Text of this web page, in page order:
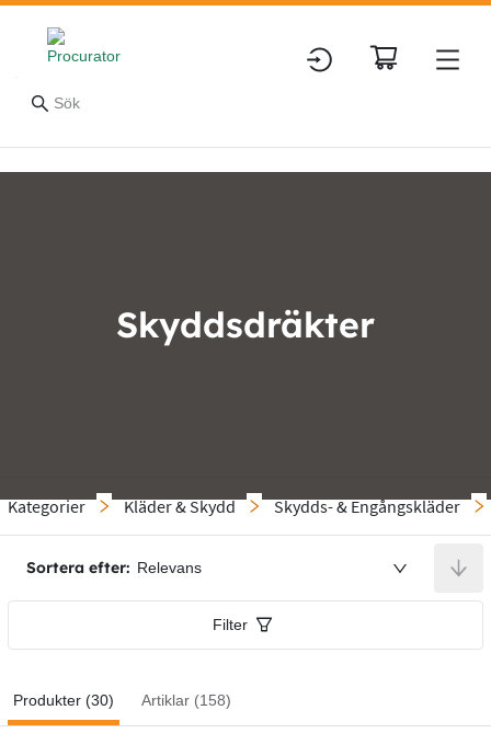
Skyddsdräkter
Kategorier Kläder & Skydd Skydds- & Engångskläder
Sortera efter: Relevans
Filter
Produkter (30) Artiklar (158)